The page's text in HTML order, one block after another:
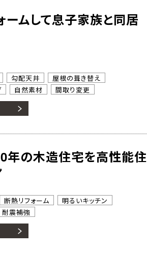
ームして息子家族と同居
勾配天井
屋根の葺き替え
自然素材 間取り変更
年の木造住宅を高性能住
断熱リフォーム
明るいキッチン
耐震補強